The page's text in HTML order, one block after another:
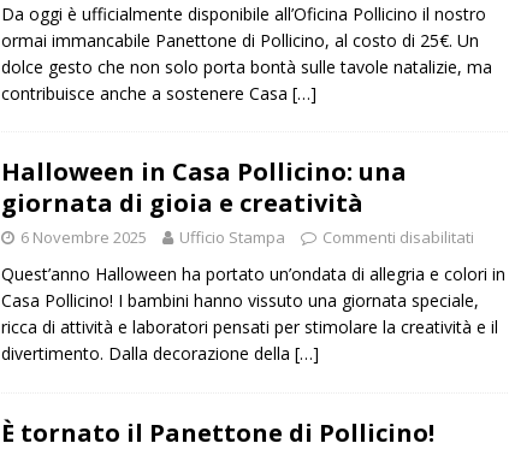
Da oggi è ufficialmente disponibile all’Oficina Pollicino il nostro
ormai immancabile Panettone di Pollicino, al costo di 25€. Un
dolce gesto che non solo porta bontà sulle tavole natalizie, ma
contribuisce anche a sostenere Casa […]
Halloween in Casa Pollicino: una
giornata di gioia e creatività
6 Novembre 2025 Ufficio Stampa Commenti disabilitati
Quest’anno Halloween ha portato un’ondata di allegria e colori in
Casa Pollicino! I bambini hanno vissuto una giornata speciale,
ricca di attività e laboratori pensati per stimolare la creatività e il
divertimento. Dalla decorazione della […]
È tornato il Panettone di Pollicino!